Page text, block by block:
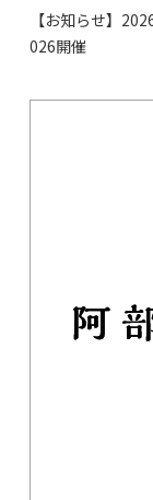
【お知らせ】
026開催